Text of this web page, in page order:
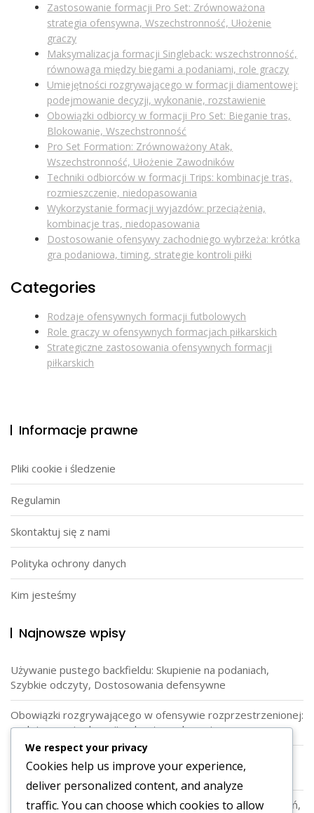
Zastosowanie formacji Pro Set: Zrównoważona
strategia ofensywna, Wszechstronność, Ułożenie
graczy
Maksymalizacja formacji Singleback: wszechstronność,
równowaga między biegami a podaniami, role graczy
Umiejętności rozgrywającego w formacji diamentowej:
podejmowanie decyzji, wykonanie, rozstawienie
Obowiązki odbiorcy w formacji Pro Set: Bieganie tras,
Blokowanie, Wszechstronność
Pro Set Formation: Zrównoważony Atak,
Wszechstronność, Ułożenie Zawodników
Techniki odbiorców w formacji Trips: kombinacje tras,
rozmieszczenie, niedopasowania
Wykorzystanie formacji wyjazdów: przeciążenia,
kombinacje tras, niedopasowania
Dostosowanie ofensywy zachodniego wybrzeża: krótka
gra podaniowa, timing, strategie kontroli piłki
Categories
Rodzaje ofensywnych formacji futbolowych
Role graczy w ofensywnych formacjach piłkarskich
Strategiczne zastosowania ofensywnych formacji
piłkarskich
Informacje prawne
Pliki cookie i śledzenie
Regulamin
Skontaktuj się z nami
Polityka ochrony danych
Kim jesteśmy
Najnowsze wpisy
Używanie pustego backfieldu: Skupienie na podaniach,
Szybkie odczyty, Dostosowania defensywne
Obowiązki rozgrywającego w ofensywie rozprzestrzenionej:
podejmowanie decyzji, odczyty, wykonanie
Role w tylnym polu w ofensywie Wing-T: Oszustwo,
Zmylenie, Pozycjonowanie graczy
Formacja Singleback: Zagrane biegowe, elastyczność podań,
We respect your privacy
Cookies help us improve your experience,
deliver personalized content, and analyze
traffic. You can choose which cookies to allow